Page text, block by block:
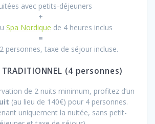
avec petits-déjeuners
+
Spa Nordique de 4 heures inclus
=
personnes, taxe de séjour incluse.
TRADITIONNEL (4 personnes)
de 2 nuits minimum, profitez d’un
(au lieu de 140€) pour 4 personnes.
uniquement la nuitée, sans petit-